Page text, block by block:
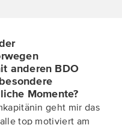
anderen BDO
Momente?
geht mir das
top motiviert am